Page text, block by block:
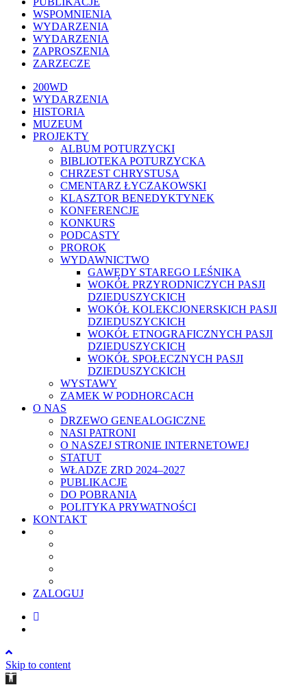
WSPOMNIENIA
WYDARZENIA
WYDARZENIA
ZAPROSZENIA
ZARZECZE
Close
Menu
200WD
WYDARZENIA
HISTORIA
MUZEUM
PROJEKTY
ALBUM POTURZYCKI
BIBLIOTEKA POTURZYCKA
CHRZEST CHRYSTUSA
CMENTARZ ŁYCZAKOWSKI
KLASZTOR BENEDYKTYNEK
KONFERENCJE
KONKURS
PODCASTY
PROROK
WYDAWNICTWO
GAWĘDY STAREGO LEŚNIKA
WOKÓŁ PRZYRODNICZYCH PASJI
DZIEDUSZYCKICH
WOKÓŁ KOLEKCJONERSKICH PASJI
DZIEDUSZYCKICH
WOKÓŁ ETNOGRAFICZNYCH PASJI
DZIEDUSZYCKICH
WOKÓŁ SPOŁECZNYCH PASJI
DZIEDUSZYCKICH
WYSTAWY
ZAMEK W PODHORCACH
O NAS
DRZEWO GENEALOGICZNE
NASI PATRONI
O NASZEJ STRONIE INTERNETOWEJ
STATUT
WŁADZE ZRD 2024–2027
PUBLIKACJE
DO POBRANIA
POLITYKA PRYWATNOŚCI
KONTAKT
ZALOGUJ
Skip to content
Open